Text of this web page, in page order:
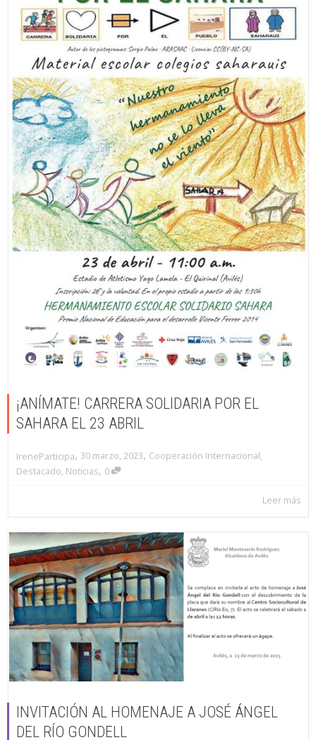
¡ANÍMATE! CARRERA SOLIDARIA POR EL
SAHARA EL 23 ABRIL
IreneParticipa, 30 marzo, 2023, Cooperación Internacional,
Destacado, Noticias, 0
Leer más
INVITACIÓN AL HOMENAJE A JOSÉ ÁNGEL
DEL RÍO GONDELL